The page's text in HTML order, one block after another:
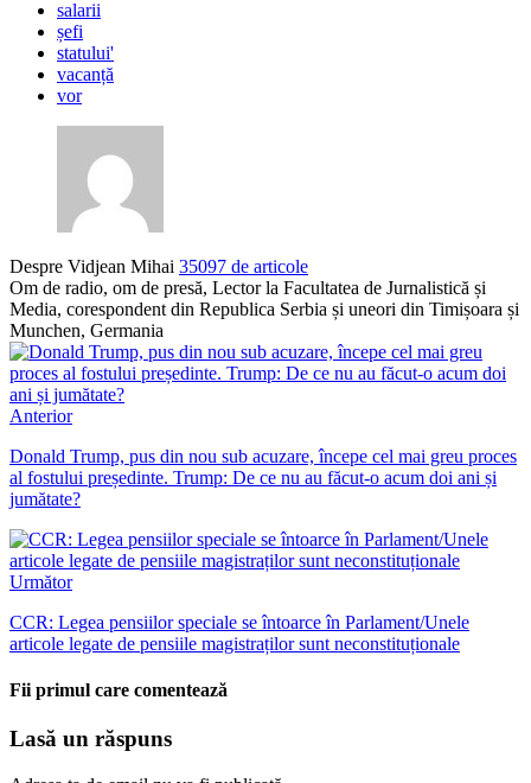
salarii
șefi
statului'
vacanță
vor
Despre Vidjean Mihai 35097 de articole
Om de radio, om de presă, Lector la Facultatea de Jurnalistică și
Media, corespondent din Republica Serbia și uneori din Timișoara și
Munchen, Germania
Anterior
Donald Trump, pus din nou sub acuzare, începe cel mai greu proces
al fostului președinte. Trump: De ce nu au făcut-o acum doi ani și
jumătate?
Următor
CCR: Legea pensiilor speciale se întoarce în Parlament/Unele
articole legate de pensiile magistraților sunt neconstituționale
Fii primul care comentează
Lasă un răspuns